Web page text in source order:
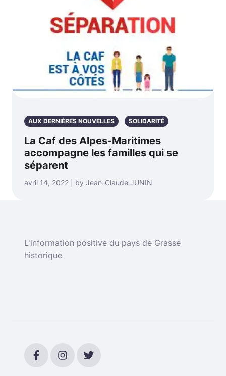
AUX DERNIÈRES NOUVELLES SOLIDARITÉ
La Caf des Alpes-Maritimes
accompagne les familles qui se
séparent
avril 14, 2022 | by Jean-Claude JUNIN
L'information positive du pays de Grasse
historique